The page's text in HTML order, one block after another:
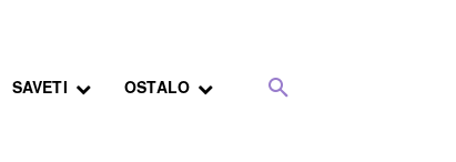
SAVETI OSTALO